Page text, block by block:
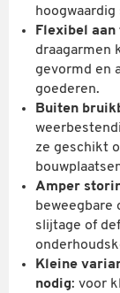
hoogwaardig
Flexibel aan
draagarmen
gevormd en
goederen.
Buiten
ze geschikt
Amper
beweegbare
slijtage of
Kleine
nodig: voor